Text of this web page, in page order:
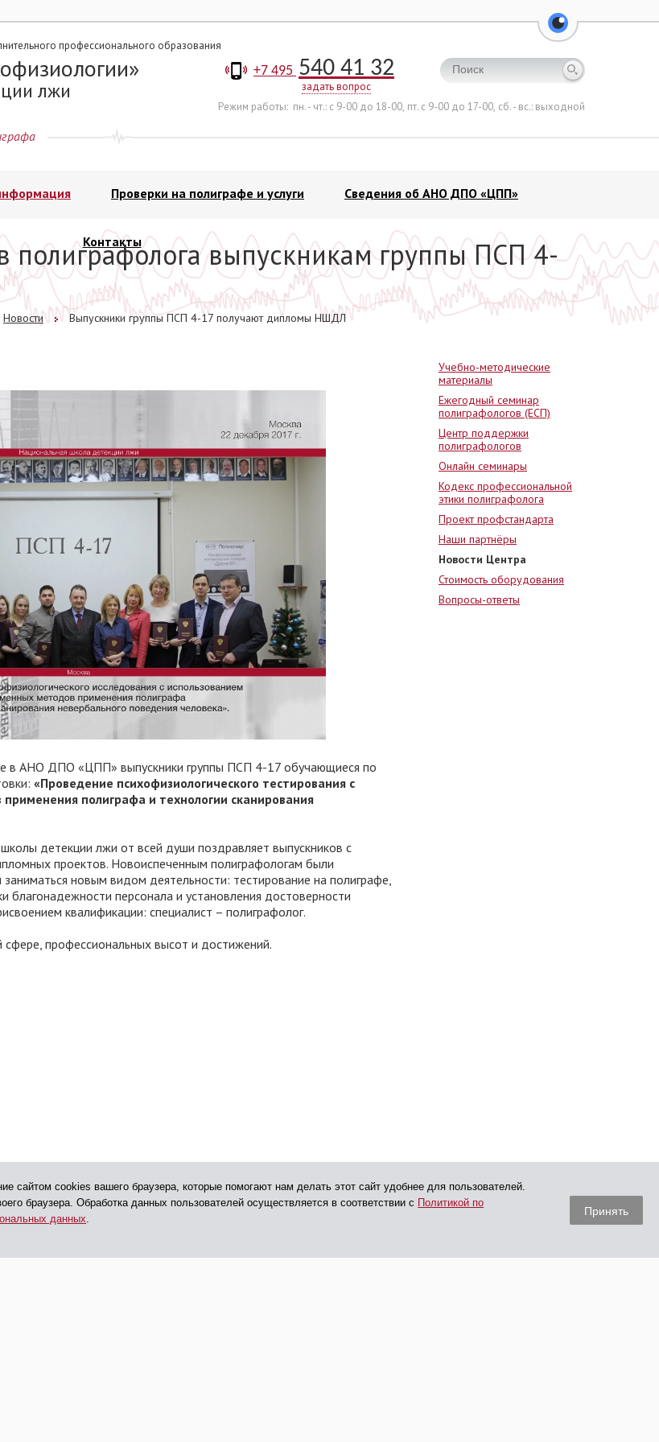
перейти на
+7 495 540 41 32
задать вопрос
профессионального образования
лжи
Режим работы: пн. - чт.: с 9-00 до 18-00, пт. с 9-00 до 17-00, сб. - вс.: выходной
Проверки на полиграфе и услуги Сведения об АНО ДПО «ЦПП»
Контакты
полиграфолога выпускникам группы ПСП 4-
Новости Выпускники группы ПСП 4-17 получают дипломы НШДЛ
Учебно-методические
материалы
Ежегодный семинар
полиграфологов (ЕСП)
Центр поддержки
полиграфологов
Онлайн семинары
Кодекс профессиональной
этики полиграфолога
Проект профстандарта
Наши партнёры
Новости Центра
Стоимость оборудования
Вопросы-ответы
в АНО ДПО «ЦПП» выпускники группы ПСП 4-17 обучающиеся по
«Проведение психофизиологического тестирования c
полиграфа и технологии сканирования
детекции лжи от всей души поздравляет выпускников с
проектов. Новоиспеченным полиграфологам были
новым видом деятельности: тестирование на полиграфе,
благонадежности персонала и установления достоверности
квалификации: специалист – полиграфолог.
профессиональных высот и достижений.
сайтом cookies вашего браузера, которые помогают нам делать этот сайт удобнее для пользователей.
браузера. Обработка данных пользователей осуществляется в соответствии с Политикой по
данных.
Принять